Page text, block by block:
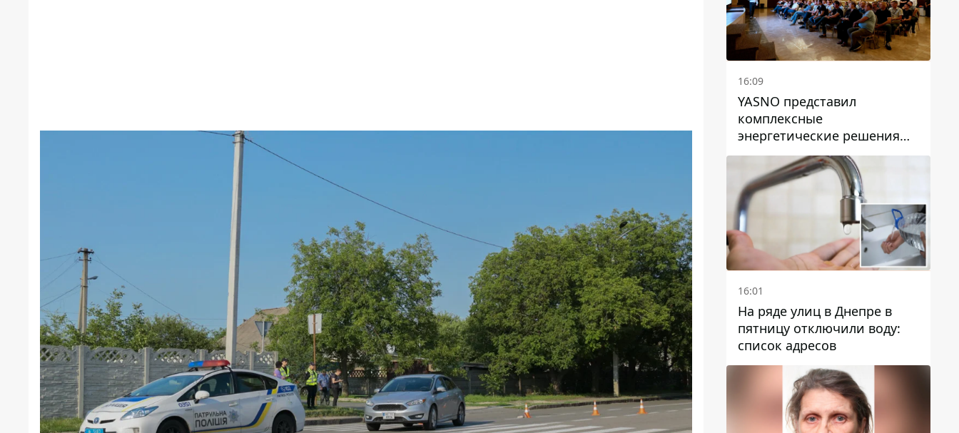
16:09
YASNO представил
комплексные
энергетические решения
для бизнеса в Днепре
16:01
На ряде улиц в Днепре в
пятницу отключили воду:
список адресов